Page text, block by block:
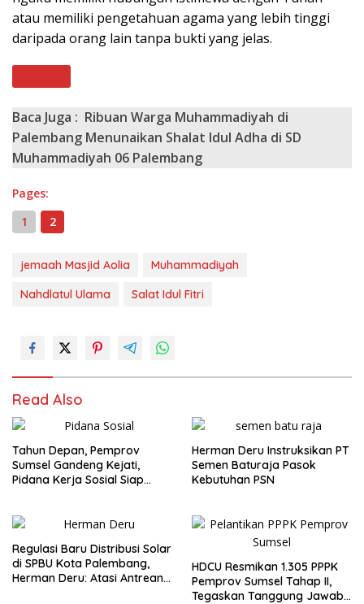
atau memiliki pengetahuan agama yang lebih tinggi
daripada orang lain tanpa bukti yang jelas.
Baca Juga : Ribuan Warga Muhammadiyah di
Palembang Menunaikan Shalat Idul Adha di SD
Muhammadiyah 06 Palembang
Pages:
1
2
jemaah Masjid Aolia
Muhammadiyah
Nahdlatul Ulama
Salat Idul Fitri
Read Also
Tahun Depan, Pemprov
Sumsel Gandeng Kejati,
Pidana Kerja Sosial Siap
Herman Deru Instruksikan PT
Semen Baturaja Pasok
Kebutuhan PSN
Regulasi Baru Distribusi Solar
di SPBU Kota Palembang,
Herman Deru: Atasi Antrean
HDCU Resmikan 1.305 PPPK
Pemprov Sumsel Tahap II,
Tegaskan Tanggung Jawab